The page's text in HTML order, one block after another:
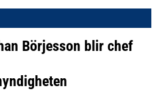
Börjesson blir chef